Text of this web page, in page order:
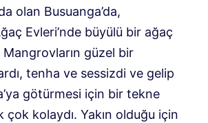
olan Busuanga’da,
Evleri’nde büyülü bir ağaç
Mangrovların güzel bir
tenha ve sessizdi ve gelip
götürmesi için bir tekne
çok kolaydı. Yakın olduğu için